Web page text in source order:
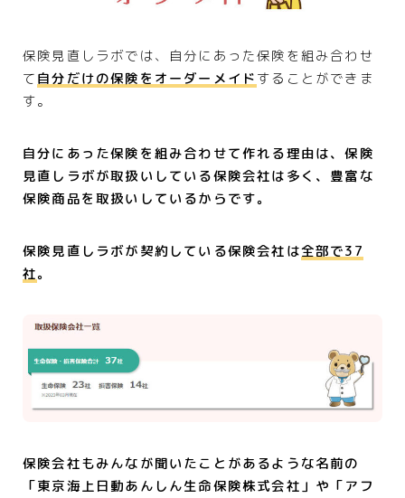
保険見直しラボでは、自分にあった保険を組み合わせ
て自分だけの保険をオーダーメイドすることができま
す。
自分にあった保険を組み合わせて作れる理由は、保険
見直しラボが取扱いしている保険会社は多く、豊富な
保険商品を取扱いしているからです。
保険見直しラボが契約している保険会社は全部で37
社。
保険会社もみんなが聞いたことがあるような名前の
「東京海上日動あんしん生命保険株式会社」や「アフ